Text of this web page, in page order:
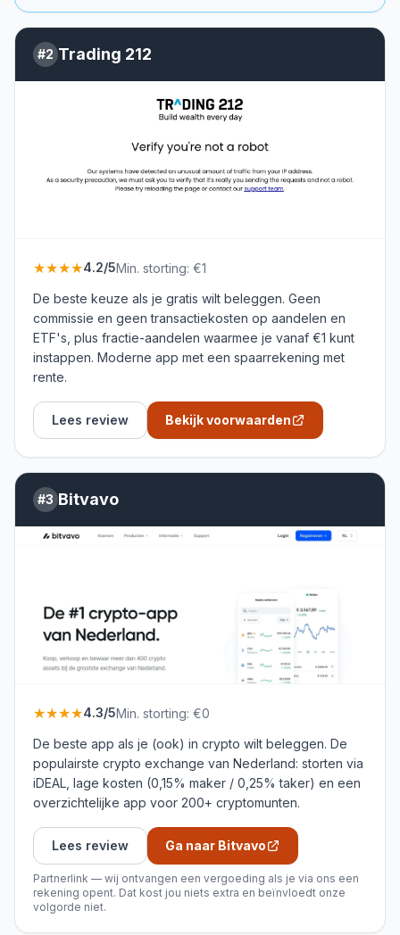
#2 Trading 212
★★★★4.2/5Min. storting: €1
De beste keuze als je gratis wilt beleggen. Geen
commissie en geen transactiekosten op aandelen en
ETF's, plus fractie-aandelen waarmee je vanaf €1 kunt
instappen. Moderne app met een spaarrekening met
rente.
Lees review Bekijk voorwaarden
#3 Bitvavo
★★★★4.3/5Min. storting: €0
De beste app als je (ook) in crypto wilt beleggen. De
populairste crypto exchange van Nederland: storten via
iDEAL, lage kosten (0,15% maker / 0,25% taker) en een
overzichtelijke app voor 200+ cryptomunten.
Lees review Ga naar Bitvavo
Partnerlink — wij ontvangen een vergoeding als je via ons een
rekening opent. Dat kost jou niets extra en beïnvloedt onze
volgorde niet.